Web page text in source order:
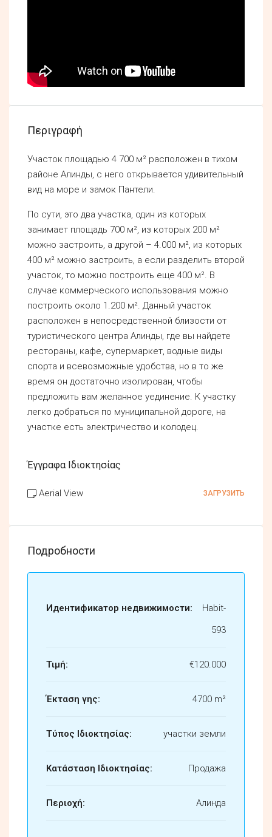
Περιγραφή
Участок площадью 4 700 м² расположен в тихом
районе Алинды, с него открывается удивительный
вид на море и замок Пантели.
По сути, это два участка, один из которых
занимает площадь 700 м², из которых 200 м²
можно застроить, а другой – 4.000 м², из которых
400 м² можно застроить, а если разделить второй
участок, то можно построить еще 400 м². В
случае коммерческого использования можно
построить около 1.200 м². Данный участок
расположен в непосредственной близости от
туристического центра Алинды, где вы найдете
рестораны, кафе, супермаркет, водные виды
спорта и всевозможные удобства, но в то же
время он достаточно изолирован, чтобы
предложить вам желанное уединение. К участку
легко добраться по муниципальной дороге, на
участке есть электричество и колодец.
Έγγραφα Ιδιοκτησίας
Aerial View ЗАГРУЗИТЬ
Подробности
Идентификатор недвижимости:
Habit-
593
Τιμή: €120.000
Έκταση γης: 4700 m²
Τύπος Ιδιοκτησίας: участки земли
Κατάσταση Ιδιοκτησίας: Продажа
Περιοχή: Алинда